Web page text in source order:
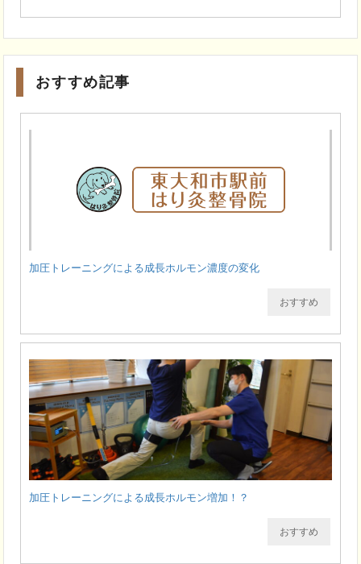
おすすめ記事
加圧トレーニングによる成長ホルモン濃度の変化
おすすめ
加圧トレーニングによる成長ホルモン増加！？
おすすめ